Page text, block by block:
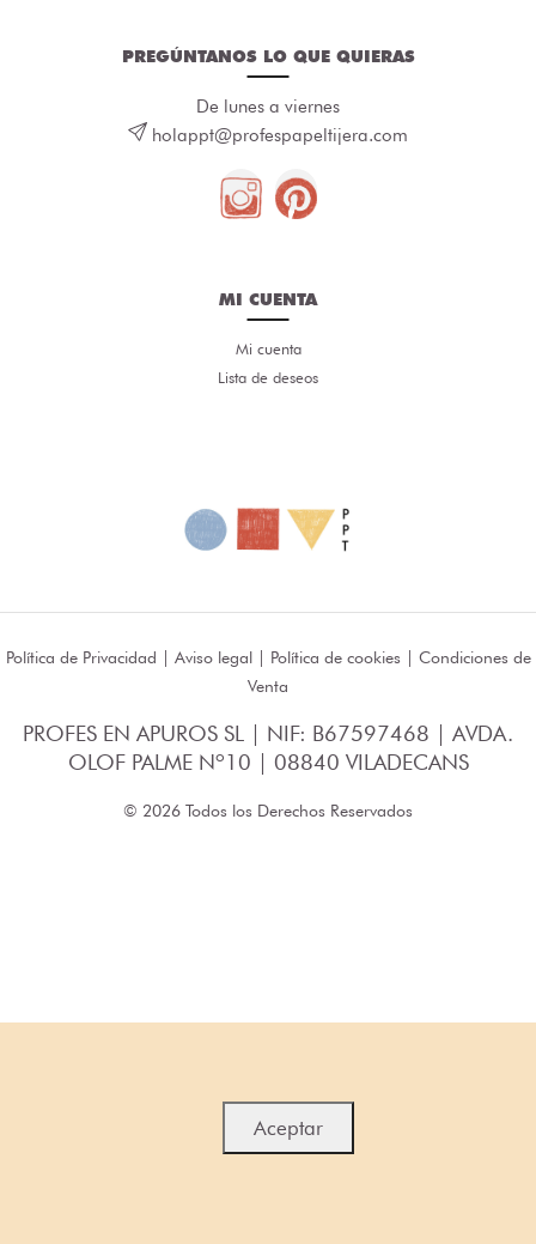
PREGÚNTANOS LO QUE QUIERAS
De lunes a viernes
holappt@profespapeltijera.com
MI CUENTA
Mi cuenta
Lista de deseos
Política de Privacidad | Aviso legal| Política de cookies | Condiciones de
Venta
PROFES EN APUROS SL | NIF: B67597468 | AVDA.
OLOF PALME Nº10 | 08840 VILADECANS
© 2026 Todos los Derechos Reservados
Aceptar